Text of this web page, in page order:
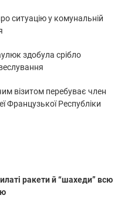
ракети й “шахеди” всю
ситуацію у комунальній
здобула срібло
візитом перебуває член
Французької Республіки